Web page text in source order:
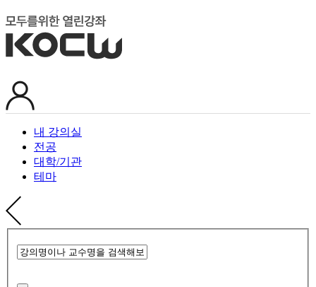
내 강의실
전공
대학/기관
테마